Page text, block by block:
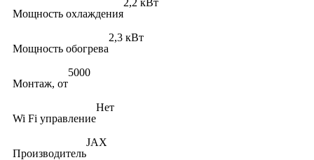
Мощность охлаждения
Мощность обогрева
2,3 кВт
Монтаж, от
5000
Wi Fi управление
Нет
Производитель
JAX